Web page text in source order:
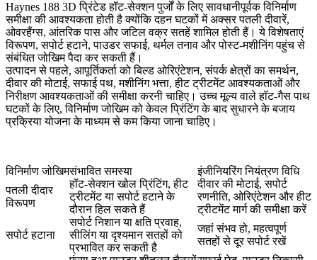
Haynes 188 3D प्रिंटेड हॉट-सेक्शन पुर्जों के लिए सावधानीपूर्वक विनिर्माण
समीक्षा की आवश्यकता होती है क्योंकि दहन घटकों में अक्सर पतली दीवारें,
ओवरहैंग्स, आंतरिक पास और जटिल वक्र सतहें शामिल होती हैं। ये विशेषताएं
विरूपण, सपोर्ट हटाने, पाउडर सफाई, थर्मल तनाव और पोस्ट-मशीनिंग पहुंच से
संबंधित जोखिम पैदा कर सकती हैं।
उत्पादन से पहले, आपूर्तिकर्ता को बिल्ड ओरिएंटेशन, संपर्क क्षेत्रों का समर्थन,
दीवार की मोटाई, सफाई पथ, मशीनिंग भत्ता, हीट ट्रीटमेंट आवश्यकताओं और
निरीक्षण आवश्यकताओं की समीक्षा करनी चाहिए। उच्च मूल्य वाले हॉट-गैस पाथ
घटकों के लिए, विनिर्माण जोखिम को केवल प्रिंटिंग के बाद सुधारने के बजाय
प्रक्रिया योजना के माध्यम से कम किया जाना चाहिए।
विनिर्माण जोखिमसंभावित समस्या
इंजीनियरिंग नियंत्रण विधि
पतली दीदार
विरूपण
हॉट-सेक्शन खोल प्रिंटिंग, हीट
ट्रीटमेंट या सपोर्ट हटाने के
दौरान हिल सकते हैं
दीवार की मोटाई, सपोर्ट
रणनीति, ओरिएंटेशन और हीट
ट्रीटमेंट मार्ग की समीक्षा करें
सपोर्ट हटाना
सपोर्ट निशान या क्षति प्रवाह,
सीलिंग या दृश्यमान सतहों को
प्रभावित कर सकती है
जहां संभव हो, महत्वपूर्ण
सतहों से दूर सपोर्ट रखें